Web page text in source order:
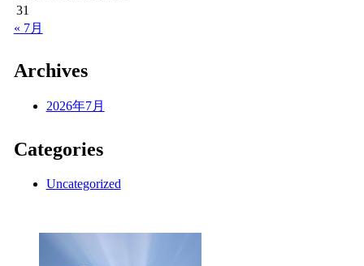
31
« 7月
Archives
2026年7月
Categories
Uncategorized